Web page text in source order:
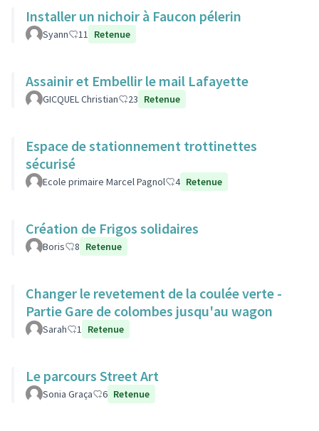
Installer un nichoir à Faucon pélerin
Syann 11 Retenue
Assainir et Embellir le mail Lafayette
GICQUEL Christian 23 Retenue
Espace de stationnement trottinettes
sécurisé
Ecole primaire Marcel Pagnol 4 Retenue
Création de Frigos solidaires
Boris 8 Retenue
Changer le revetement de la coulée verte -
Partie Gare de colombes jusqu'au wagon
Sarah 1 Retenue
Le parcours Street Art
Sonia Graça 6 Retenue